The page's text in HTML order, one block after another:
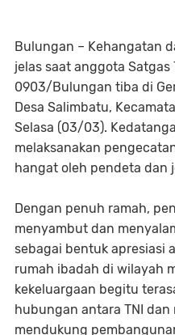
Bulungan – Kehangatan
jelas saat anggota Satgas
0903/Bulungan tiba di
Desa Salimbatu,
Selasa (03/03).
melaksanakan
hangat oleh pendeta dan
Dengan penuh ramah,
menyambut dan
sebagai bentuk apresiasi
rumah ibadah di wilayah
kekeluargaan begitu
hubungan antara TNI dan
mendukung